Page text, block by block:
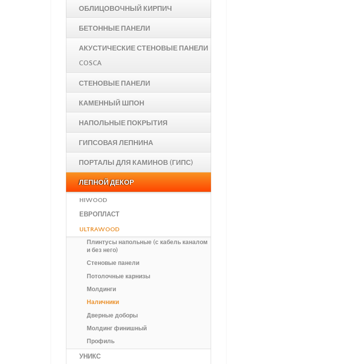
ОБЛИЦОВОЧНЫЙ КИРПИЧ
БЕТОННЫЕ ПАНЕЛИ
АКУСТИЧЕСКИЕ СТЕНОВЫЕ ПАНЕЛИ
COSCA
СТЕНОВЫЕ ПАНЕЛИ
КАМЕННЫЙ ШПОН
НАПОЛЬНЫЕ ПОКРЫТИЯ
ГИПСОВАЯ ЛЕПНИНА
ПОРТАЛЫ ДЛЯ КАМИНОВ (ГИПС)
ЛЕПНОЙ ДЕКОР
HIWOOD
ЕВРОПЛАСТ
ULTRAWOOD
Плинтусы напольные (с кабель каналом
и без него)
Стеновые панели
Потолочные карнизы
Молдинги
Наличники
Дверные доборы
Молдинг финишный
Профиль
УНИКС